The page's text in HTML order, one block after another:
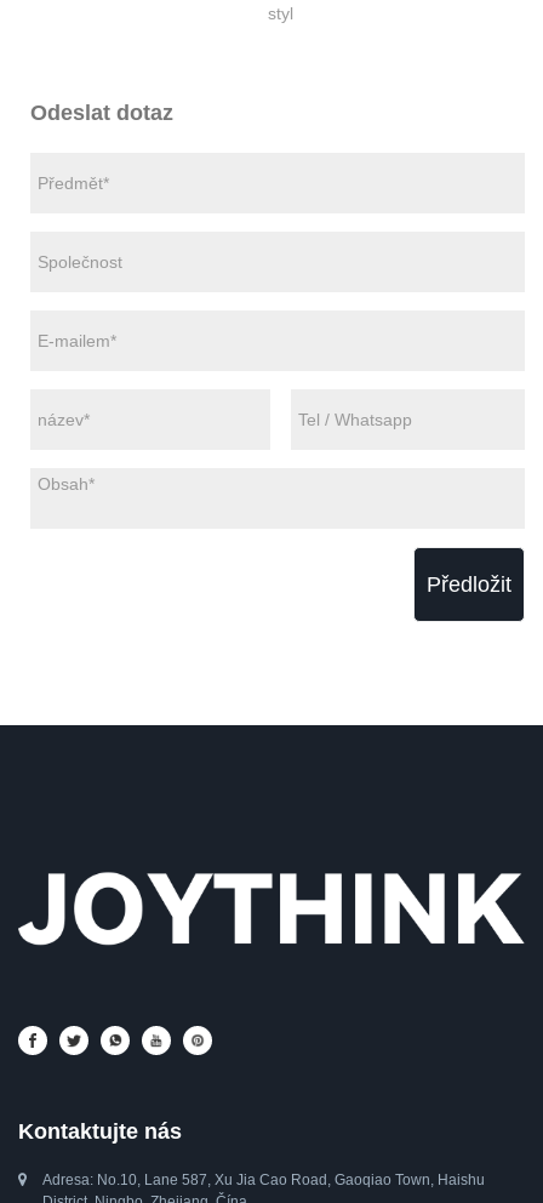
styl
Odeslat dotaz
Předložit
Kontaktujte nás
Adresa: No.10, Lane 587, Xu Jia Cao Road, Gaoqiao Town, Haishu